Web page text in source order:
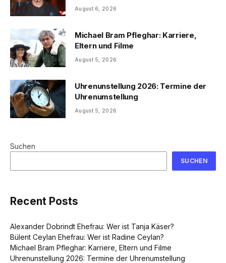
August 6, 2026
Michael Bram Pfleghar: Karriere,
Eltern und Filme
August 5, 2026
Uhrenunstellung 2026: Termine der
Uhrenumstellung
August 5, 2026
Suchen
SUCHEN
Recent Posts
Alexander Dobrindt Ehefrau: Wer ist Tanja Käser?
Bülent Ceylan Ehefrau: Wer ist Radine Ceylan?
Michael Bram Pfleghar: Karriere, Eltern und Filme
Uhrenunstellung 2026: Termine der Uhrenumstellung